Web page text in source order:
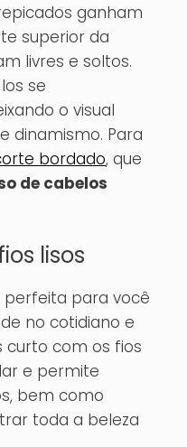
ganham
superior da
livres e soltos.
se
o visual
dinamismo. Para
bordado, que
de cabelos
lisos
para você
no cotidiano e
com os fios
e permite
bem como
toda a beleza